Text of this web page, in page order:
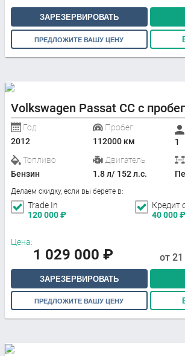
ЗАРЕЗЕРВИРОВАТЬ
ПРЕДЛОЖИТЕ ВАШУ ЦЕНУ
Volkswagen Passat CC с
Год
2012
Пробег
112000 км
1
Топливо
Бензин
Двигатель
1.8 л/ 152 л.с.
Делаем скидку, если вы берете в:
Trade In
120 000₽
Кредит
40 000₽
Цена:
1 029 000 ₽ от
ЗАРЕЗЕРВИРОВАТЬ
ПРЕДЛОЖИТЕ ВАШУ ЦЕНУ